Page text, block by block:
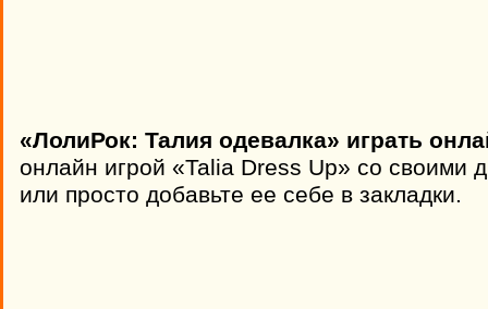
«ЛолиРок: Талия одевалка» играть
онлайн игрой «Talia Dress Up» со своими
или просто добавьте ее себе в закладки.